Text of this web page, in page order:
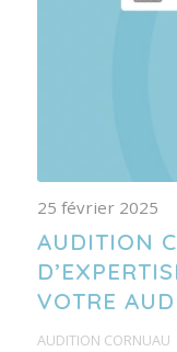
AUDITION
VOTRE
AUDITION CORNUAU
25 février 2025